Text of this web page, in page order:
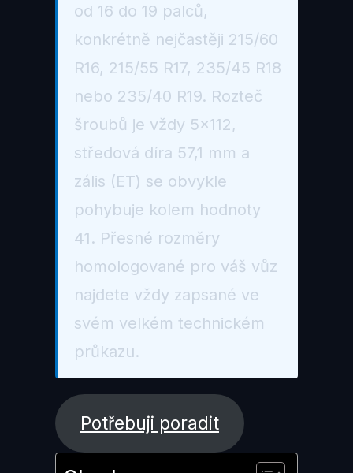
od 16 do 19 palců,
konkrétně nejčastěji 215/60
R16, 215/55 R17, 235/45 R18
nebo 235/40 R19. Rozteč
šroubů je vždy 5×112,
středová díra 57,1 mm a
zális (ET) se obvykle
pohybuje kolem hodnoty
41. Přesné rozměry
homologované pro váš vůz
najdete vždy zapsané ve
svém velkém technickém
průkazu.
Potřebuji poradit